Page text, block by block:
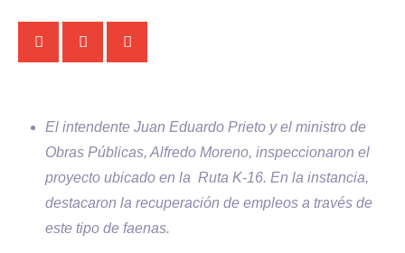
El intendente Juan Eduardo Prieto y el ministro de
Obras Públicas, Alfredo Moreno, inspeccionaron el
proyecto ubicado en la Ruta K-16. En la instancia,
destacaron la recuperación de empleos a través de
este tipo de faenas.